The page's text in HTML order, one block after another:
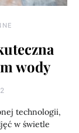
wody
technologii,
w świetle